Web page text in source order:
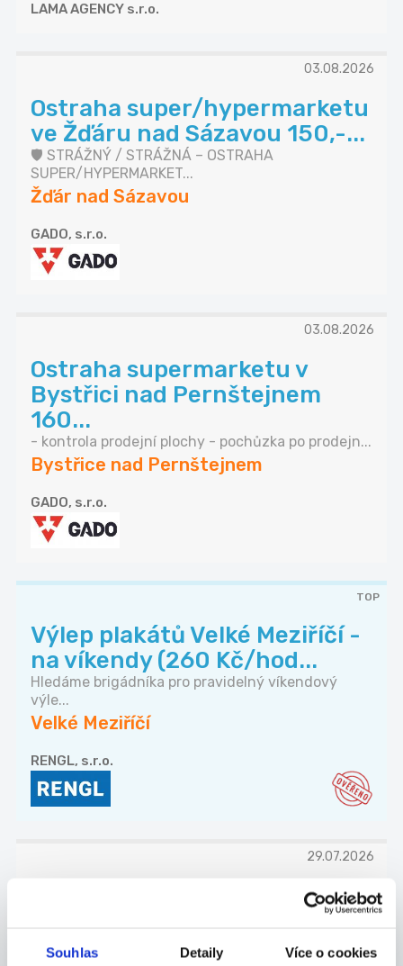
Souhlas Detaily Více o cookies
LAMA AGENCY s.r.o.
03.08.2026
Ostraha super/hypermarketu
ve Žďáru nad Sázavou 150,-...
🛡️ STRÁŽNÝ / STRÁŽNÁ – OSTRAHA
SUPER/HYPERMARKET...
Žďár nad Sázavou
GADO, s.r.o.
03.08.2026
Ostraha supermarketu v
Bystřici nad Pernštejnem
160...
- kontrola prodejní plochy - pochůzka po prodejn...
Bystřice nad Pernštejnem
GADO, s.r.o.
TOP
Výlep plakátů Velké Meziříčí -
na víkendy (260 Kč/hod...
Hledáme brigádníka pro pravidelný víkendový
výle...
Velké Meziříčí
RENGL, s.r.o.
29.07.2026
Dynamická společnost hledá pracovníka
(uklízečka...